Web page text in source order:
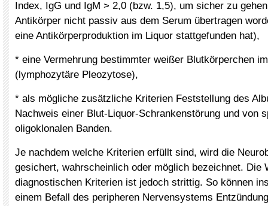
Index, IgG und IgM > 2,0 (bzw. 1,5), um sicher zu
Antikörper nicht passiv aus dem Serum übertragen
eine Antikörperproduktion im Liquor stattgefunden hat),
* eine Vermehrung bestimmter weißer Blutkörperchen
(lymphozytäre Pleozytose),
* als mögliche zusätzliche Kriterien Feststellung des
Nachweis einer Blut-Liquor-Schrankenstörung und von
oligoklonalen Banden.
Je nachdem welche Kriterien erfüllt sind, wird die
gesichert, wahrscheinlich oder möglich bezeichnet. Die
diagnostischen Kriterien ist jedoch strittig. So können
einem Befall des peripheren Nervensystems